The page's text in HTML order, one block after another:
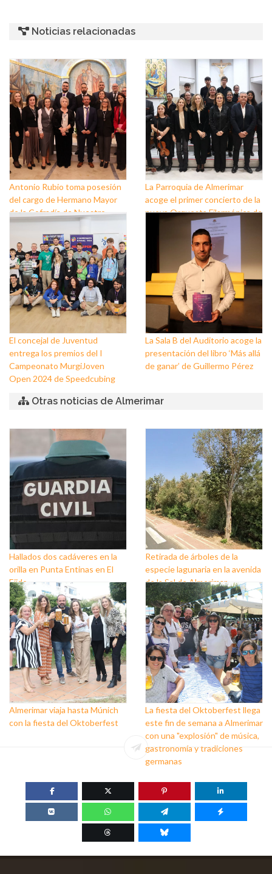
Noticias relacionadas
Antonio Rubio toma posesión
del cargo de Hermano Mayor
de la Cofradía de Nuestro
Padre Jesús Nazareno y
Nuestra Señora de los Dolores
de Balerma
La Parroquia de Almerimar
acoge el primer concierto de la
nueva Orquesta Filarmónica de
El concejal de Juventud
entrega los premios del I
Campeonato MurgiJoven
Open 2024 de Speedcubing
La Sala B del Auditorio acoge la
presentación del libro ‘Más allá
de ganar’ de Guillermo Pérez
Otras noticias de Almerimar
Hallados dos cadáveres en la
orilla en Punta Entinas en El
Ejido
Retirada de árboles de la
especie lagunaria en la avenida
de la Sal de Almerimar
Almerimar viaja hasta Múnich
con la fiesta del Oktoberfest
La fiesta del Oktoberfest llega
este fin de semana a Almerimar
con una "explosión" de música,
gastronomía y tradiciones
germanas